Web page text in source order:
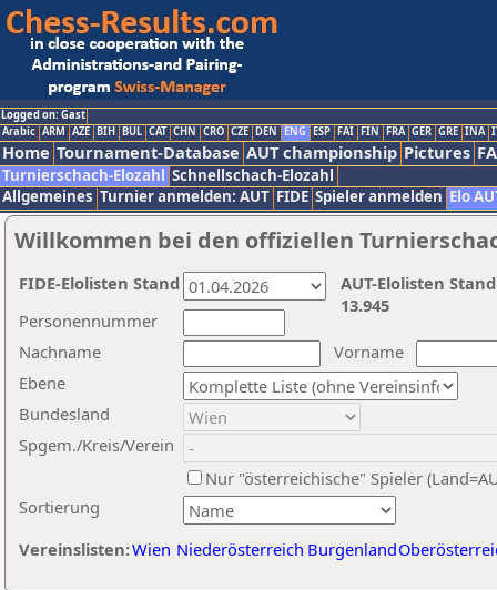
Logged on: Gast
Arabic ARM AZE BIH BUL CAT CHN CRO CZE DEN ENG ESP FAI FIN FRA GER GRE INA
Home Tournament-Database AUT championship Pictures
Turnierschach-Elozahl Schnellschach-Elozahl
Allgemeines Turnier anmelden: AUT FIDE Spieler anmelden Elo
Willkommen bei den offiziellen
Nachname
Vorname
Ebene
Sortierung
Personennummer
Bundesland
Spgem./Kreis/Verein
Nur "österreichische" Spieler
Vereinslisten:Wien Niederösterreich Burgenland
AUT-Elolisten
13.945
FIDE-Elolisten Stand